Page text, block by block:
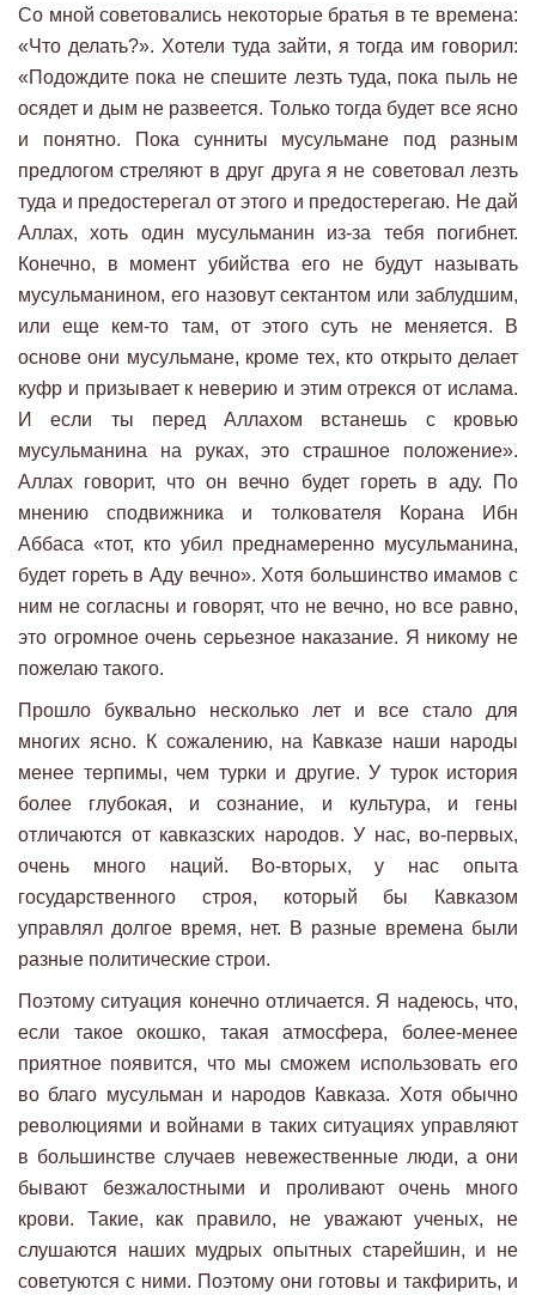
Со мной советовались некоторые братья в те времена:
«Что делать?». Хотели туда зайти, я тогда им говорил:
«Подождите пока не спешите лезть туда, пока пыль не
осядет и дым не развеется. Только тогда будет все ясно
и понятно. Пока сунниты мусульмане под разным
предлогом стреляют в друг друга я не советовал лезть
туда и предостерегал от этого и предостерегаю. Не дай
Аллах, хоть один мусульманин из-за тебя погибнет.
Конечно, в момент убийства его не будут называть
мусульманином, его назовут сектантом или заблудшим,
или еще кем-то там, от этого суть не меняется. В
основе они мусульмане, кроме тех, кто открыто делает
куфр и призывает к неверию и этим отрекся от ислама.
И если ты перед Аллахом встанешь с кровью
мусульманина на руках, это страшное положение».
Аллах говорит, что он вечно будет гореть в аду. По
мнению сподвижника и толкователя Корана Ибн
Аббаса «тот, кто убил преднамеренно мусульманина,
будет гореть в Аду вечно». Хотя большинство имамов с
ним не согласны и говорят, что не вечно, но все равно,
это огромное очень серьезное наказание. Я никому не
пожелаю такого.
Прошло буквально несколько лет и все стало для
многих ясно. К сожалению, на Кавказе наши народы
менее терпимы, чем турки и другие. У турок история
более глубокая, и сознание, и культура, и гены
отличаются от кавказских народов. У нас, во-первых,
очень много наций. Во-вторых, у нас опыта
государственного строя, который бы Кавказом
управлял долгое время, нет. В разные времена были
разные политические строи.
Поэтому ситуация конечно отличается. Я надеюсь, что,
если такое окошко, такая атмосфера, более-менее
приятное появится, что мы сможем использовать его
во благо мусульман и народов Кавказа. Хотя обычно
революциями и войнами в таких ситуациях управляют
в большинстве случаев невежественные люди, а они
бывают безжалостными и проливают очень много
крови. Такие, как правило, не уважают ученых, не
слушаются наших мудрых опытных старейшин, и не
советуются с ними. Поэтому они готовы и такфирить, и